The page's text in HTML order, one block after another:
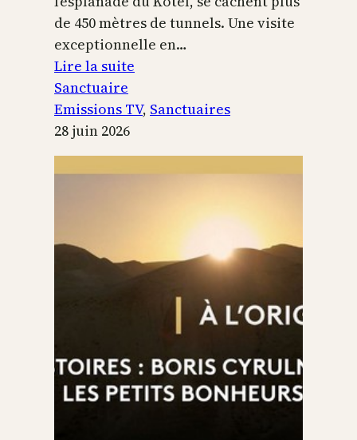
de 450 mètres de tunnels. Une visite
exceptionnelle en…
Lire la suite
Temple
Jérusalem
Sanctuaire
Emissions TV, Sanctuaires
28 juin 2026